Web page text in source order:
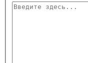
Введите